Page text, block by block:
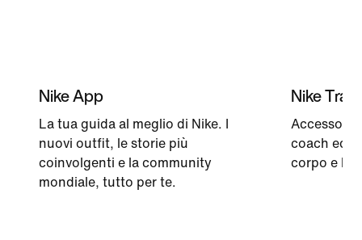
Nike App
La tua guida al meglio di Nike. I
nuovi outfit, le storie più
coinvolgenti e la community
mondiale, tutto per te.
Nike
Accesso
coach ed
corpo e la